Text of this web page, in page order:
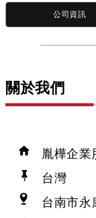
公司資訊
關於我們
胤樺企業
台灣
台南市永